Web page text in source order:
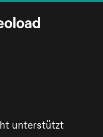
unterstützt